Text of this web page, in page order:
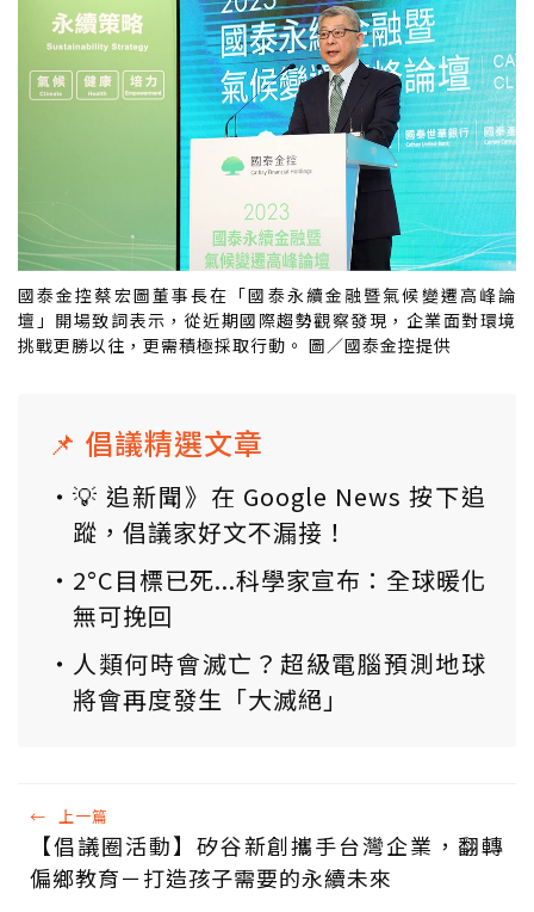
國泰金控蔡宏圖董事長在「國泰永續金融暨氣候變遷高峰論
壇」開場致詞表示，從近期國際趨勢觀察發現，企業面對環境
挑戰更勝以往，更需積極採取行動。 圖／國泰金控提供
📌 倡議精選文章
💡 追新聞》在 Google News 按下追
蹤，倡議家好文不漏接！
2°C目標已死...科學家宣布：全球暖化
無可挽回
人類何時會滅亡？超級電腦預測地球
將會再度發生「大滅絕」
← 上一篇
【倡議圈活動】矽谷新創攜手台灣企業，翻轉
偏鄉教育－打造孩子需要的永續未來